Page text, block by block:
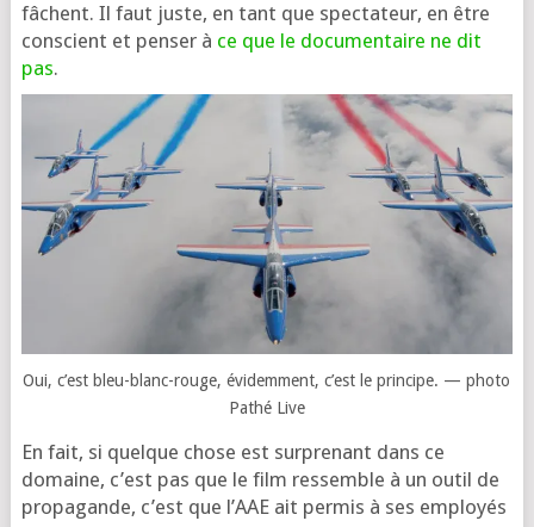
fâchent. Il faut juste, en tant que spec­ta­teur, en être
conscient et pen­ser à ce que le docu­men­taire ne dit
pas.
Oui, c’est bleu-blanc-rouge, évi­dem­ment, c’est le prin­cipe. — pho­to
Pathé Live
En fait, si quelque chose est sur­pre­nant dans ce
domaine, c’est pas que le film res­semble à un outil de
pro­pa­gande, c’est que l’AAE ait per­mis à ses employés